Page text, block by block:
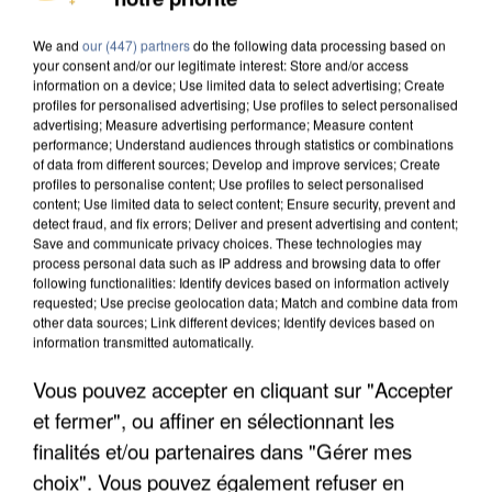
APRÈS TOUTES CES CANICULES, LES REFUGES
DE FAUNE SAUVAGE SONT...
We and our (447) partnersdo the following data processing based on
your consent and/or our legitimate interest: Store and/or access
information on a device; Use limited data to select advertising; Create
profiles for personalised advertising; Use profiles to select personalised
advertising; Measure advertising performance; Measure content
performance; Understand audiences through statistics or combinations
of data from different sources; Develop and improve services; Create
profiles to personalise content; Use profiles to select personalised
content; Use limited data to select content; Ensure security, prevent and
detect fraud, and fix errors; Deliver and present advertising and content;
Save and communicate privacy choices. These technologies may
process personal data such as IP address and browsing data to offer
following functionalities: Identify devices based on information actively
requested; Use precise geolocation data; Match and combine data from
other data sources; Link different devices; Identify devices based on
information transmitted automatically.
Vous pouvez accepter en cliquant sur "Accepter
et fermer", ou affiner en sélectionnant les
finalités et/ou partenaires dans "Gérer mes
choix". Vous pouvez également refuser en